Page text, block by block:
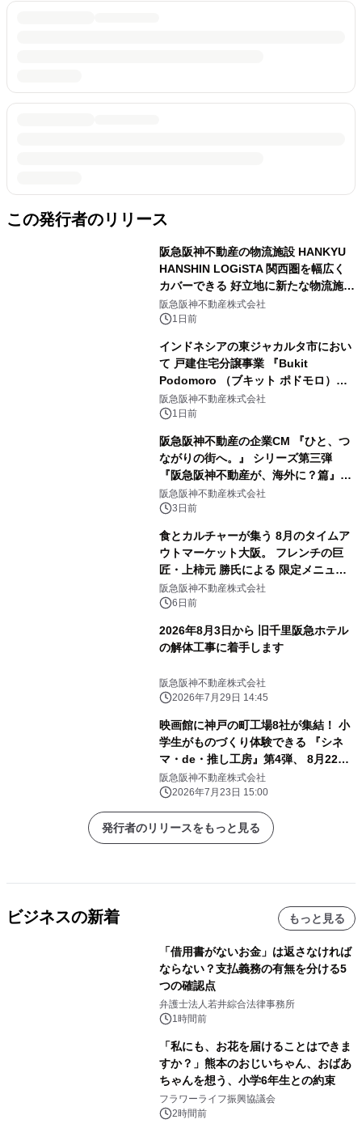
この発行者のリリース
阪急阪神不動産の物流施設 HANKYU
HANSHIN LOGiSTA 関西圏を幅広く
カバーできる 好立地に新たな物流施設
が誕生 「ロジスタ北伊丹」と「ロジス
タ京都伏見」が 竣工しました
阪急阪神不動産株式会社
1日前
インドネシアの東ジャカルタ市におい
て 戸建住宅分譲事業 『Bukit
Podomoro （ブキット ポドモロ）』
に参画します タウンハウスとショップ
ハウスを合わせた 総戸数432戸のプロ
阪急阪神不動産株式会社
1日前
阪急阪神不動産の企業CM 『ひと、つ
ながりの街へ。』 シリーズ第三弾
『阪急阪神不動産が、海外に？篇』を
8月4日（火）から放映開始 今田美桜
さんがインドネシア・ジャカルタの セ
阪急阪神不動産株式会社
3日前
食とカルチャーが集う 8月のタイムア
ウトマーケット大阪。 フレンチの巨
匠・上柿元 勝氏による 限定メニュー
が登場。 限定かき氷、アートイベント
や盆踊りイベントも開催。
阪急阪神不動産株式会社
6日前
2026年8月3日から 旧千里阪急ホテル
の解体工事に着手します
阪急阪神不動産株式会社
2026年7月29日 14:45
映画館に神戸の町工場8社が集結！ 小
学生がものづくり体験できる 『シネ
マ・de・推し工房』第4弾、 8月22日
（土）・23日（日）開催 ～神戸の職
人技に出会う、夏休みワークショップ
～
阪急阪神不動産株式会社
2026年7月23日 15:00
発行者のリリースをもっと見る
ビジネスの新着 もっと見る
「借用書がないお金」は返さなければ
ならない？支払義務の有無を分ける5
つの確認点
弁護士法人若井綜合法律事務所
1時間前
「私にも、お花を届けることはできま
すか？」熊本のおじいちゃん、おばあ
ちゃんを想う、小学6年生との約束
フラワーライフ振興協議会
2時間前